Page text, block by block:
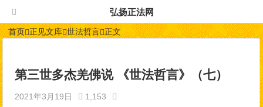
弘扬正法网
首页 正见文库 世法哲言 正文
第三世多杰羌佛说 《世法哲言》（七）
2021年3月19日 1,153